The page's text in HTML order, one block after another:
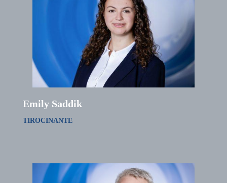
Emily Saddik
TIROCINANTE